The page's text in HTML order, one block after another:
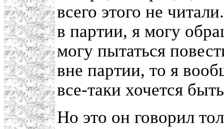
всего этого не
в партии, я могу
могу пытаться
вне партии, то я
все-таки хочется
Но это он говорил